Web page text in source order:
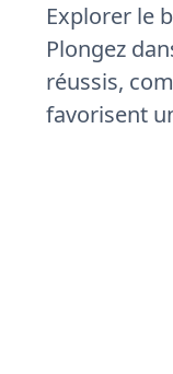
Explorer le
Plongez
réussis,
favorisent